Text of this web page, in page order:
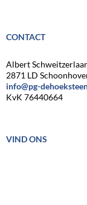
CONTACT
Albert
2871 LD
info@pg-
KvK 76440664
VIND ONS